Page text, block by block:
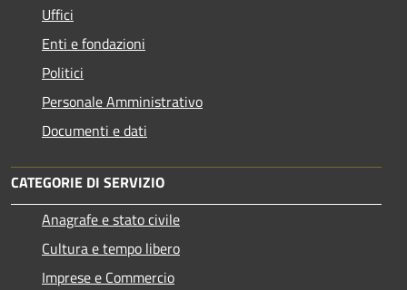
Uffici
Enti e fondazioni
Politici
Personale Amministrativo
Documenti e dati
CATEGORIE DI SERVIZIO
Anagrafe e stato civile
Cultura e tempo libero
Imprese e Commercio